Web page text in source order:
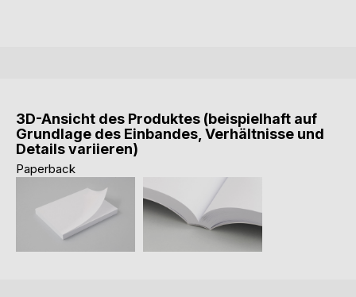
3D-Ansicht des Produktes (beispielhaft auf
Grundlage des Einbandes, Verhältnisse und
Details variieren)
Paperback